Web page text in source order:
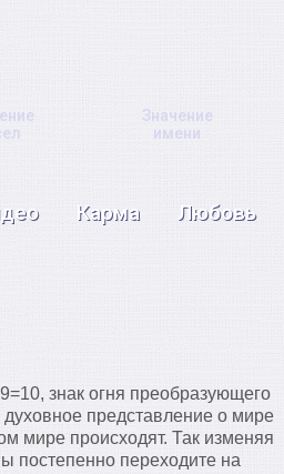
Значение
имени
Карма Любовь
знак огня преобразующего
духовное представление о мире
мире происходят. Так изменяя
постепенно переходите на